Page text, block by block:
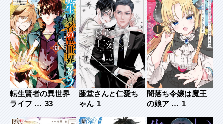
転生賢者の異世界
ライフ … 33
藤堂さんと仁愛ち
ゃん 1
闇落ち令嬢は魔王
の娘ア … 1